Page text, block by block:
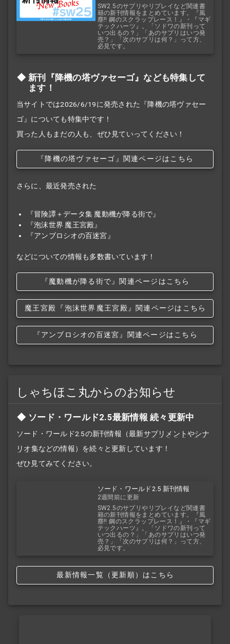
SW2.5のサプリやリプレイなど関連書
籍の新刊情報をまとめています。『風
塵!! 鋼のスクラップレース！』・『マギ
テックハーツ』。「ソドワの新刊って
いつ出るの？」「あのサプリはいつ発
売？」「次のサプリは何？」って方、
必見です。
新刊『降機の塔ヴァセーゴ』なども特集して
ます！
当サイトでは2026/6/19に発売された『降機の塔ヴァセー
ゴ』についても特集中です！
買った人もまだの人も、ぜひ見ていってください！
『降機の塔ヴァセーゴ』関連ページはこちら
さらに、最近発売された
『冒険譚＋データ集 魔動機が降る街で』
『泡沫世界 魔王宮殿』
『アンブロシオの百迷宮』
などについての情報も多数書いています！
『魔動機が降る街で』関連ページはこちら
魔王宮殿 『泡沫世界 魔王宮殿』関連ページはこちら
『アンブロシオの百迷宮』関連ページはこちら
しゃちほこ丸からのお知らせ
ソード・ワールド2.5最新情報 続々更新中
ソード・ワールド2.5の新刊情報（最新サプリメントやシナ
リオ集などの情報）を続々と更新しています！
ぜひ見てみてください。
ソード・ワールド2.5 新刊情報
2週間前に更新
SW2.5のサプリやリプレイなど関連書
籍の新刊情報をまとめています。『風
塵!! 鋼のスクラップレース！』・『マギ
テックハーツ』。「ソドワの新刊って
いつ出るの？」「あのサプリはいつ発
売？」「次のサプリは何？」って方、
必見です。
最新情報一覧（更新順）はこちら